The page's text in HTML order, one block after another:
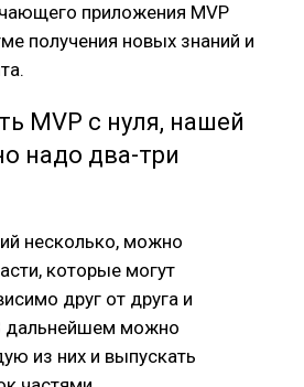
приложения MVP
получения новых знаний и
MVP с нуля, нашей
надо два-три
несколько, можно
которые могут
друг от друга и
дальнейшем можно
из них и выпускать